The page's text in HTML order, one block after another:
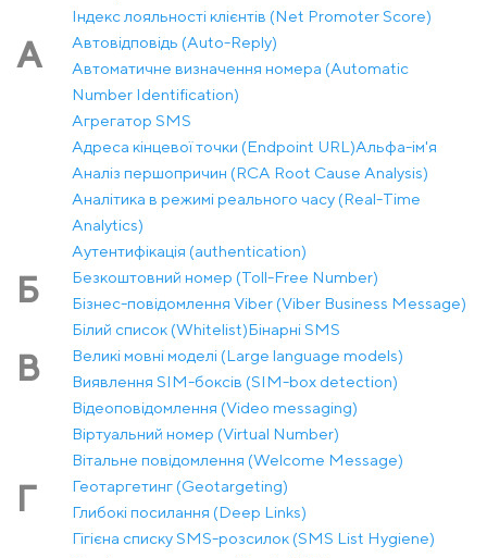
Індекс лояльності клієнтів (Net Promoter Score)
А
Автовідповідь (Auto-Reply)
Автоматичне визначення номера (Automatic
Number Identification)
Агрегатор SMS
Адреса кінцевої точки (Endpoint URL)Альфа-ім'я
Аналіз першопричин (RCA Root Cause Analysis)
Аналітика в режимі реального часу (Real-Time
Analytics)
Аутентифікація (authentication)
Б
Безкоштовний номер (Toll-Free Number)
Бізнес-повідомлення Viber (Viber Business Message)
Білий список (Whitelist)Бінарні SMS
В
Великі мовні моделі (Large language models)
Виявлення SIM-боксів (SIM-box detection)
Відеоповідомлення (Video messaging)
Віртуальний номер (Virtual Number)
Вітальне повідомлення (Welcome Message)
Г
Геотаргетинг (Geotargeting)
Глибокі посилання (Deep Links)
Гігієна списку SMS-розсилок (SMS List Hygiene)